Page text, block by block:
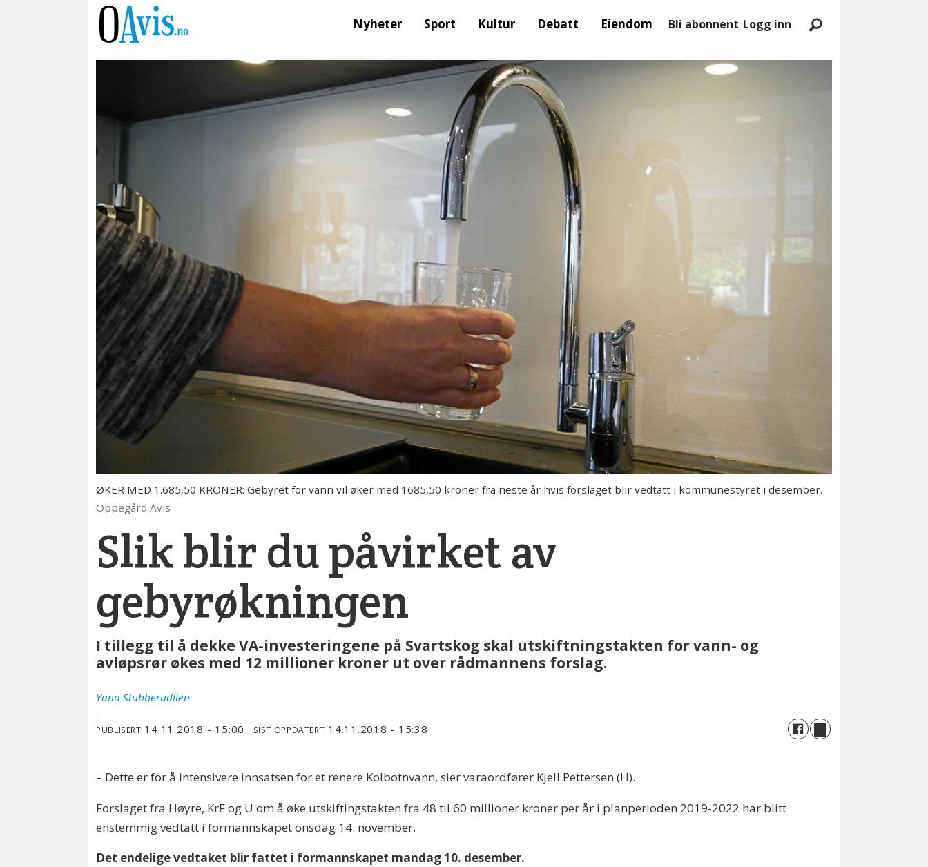
Nyheter Sport Kultur Debatt Eiendom Bli abonnent Logg inn
ØKER MED 1.685,50 KRONER: Gebyret for vann vil øker med 1685,50 kroner fra neste år hvis forslaget blir vedtatt i kommunestyret i desember.
Oppegård Avis
Slik blir du påvirket av
gebyrøkningen
I tillegg til å dekke VA-investeringene på Svartskog skal utskiftningstakten for vann- og
avløpsrør økes med 12 millioner kroner ut over rådmannens forslag.
Yana Stubberudlien
PUBLISERT 14.11.2018 - 15:00 SIST OPPDATERT 14.11.2018 - 15:38
– Dette er for å intensivere innsatsen for et renere Kolbotnvann, sier varaordfører Kjell Pettersen (H).
Forslaget fra Høyre, KrF og U om å øke utskiftingstakten fra 48 til 60 millioner kroner per år i planperioden 2019-2022 har blitt
enstemmig vedtatt i formannskapet onsdag 14. november.
Det endelige vedtaket blir fattet i formannskapet mandag 10. desember.